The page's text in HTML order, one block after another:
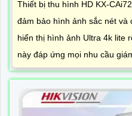
Thiết bị thu hình HD KX-
đảm bảo hình ảnh sắc nét và
hiển thị hình ảnh Ultra 4k lite
này đáp ứng mọi nhu cầu